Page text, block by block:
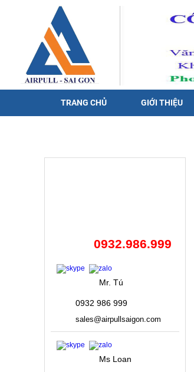
TRANG CHỦ GIỚI THIỆU
0932.986.999
Mr. Tú
0932 986 999
sales@airpullsaigon.com
Ms Loan